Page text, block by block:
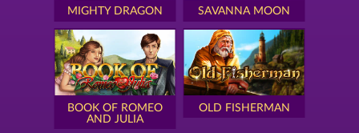
MIGHTY DRAGON SAVANNA MOON
BOOK OF ROMEO
AND JULIA
OLD FISHERMAN